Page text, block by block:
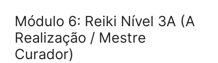
Módulo 6: Reiki Nível 3A (A
Realização / Mestre
Curador)